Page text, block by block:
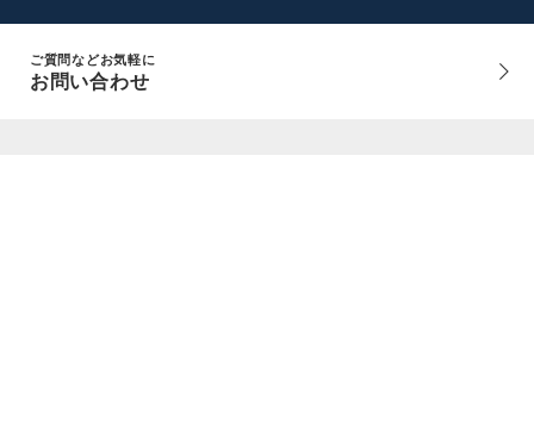
ご質問などお気軽に
お問い合わせ